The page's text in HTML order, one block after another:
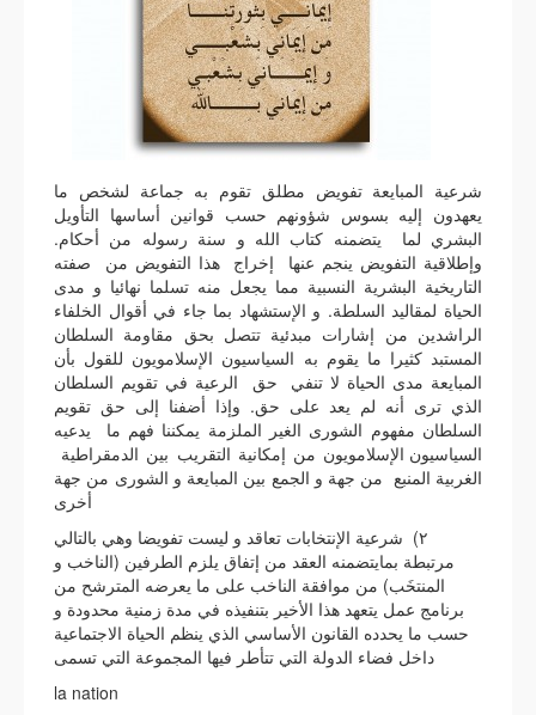
شرعية المبايعة تفويض مطلق تقوم به جماعة لشخص ما
يعهدون إليه بسوس شؤونهم حسب قوانين أساسها التأويل
البشري لما يتضمنه كتاب الله و سنة رسوله من أحكام.
وإطلاقية التفويض ينجم عنها إخراج هذا التفويض من صفته
التاريخية البشرية النسبية مما يجعل منه تسلما نهائيا و مدى
الحياة لمقاليد السلطة. و الإستشهاد بما جاء في أقوال الخلفاء
الراشدين من إشارات مبدئية تتصل بحق مقاومة السلطان
المستبد كثيرا ما يقوم به السياسيون الإسلامويون للقول بأن
المبايعة مدى الحياة لا تنفي حق الرعية في تقويم السلطان
الذي ترى أنه لم يعد على حق. وإذا أضفنا إلى حق تقويم
السلطان مفهوم الشورى الغير الملزمة يمكننا فهم ما يدعيه
السياسيون الإسلامويون من إمكانية التقريب بين الدمقراطية
الغربية المنبع من جهة و الجمع بين المبايعة و الشورى من جهة
أخرى
٢) شرعية الإنتخابات تعاقد و ليست تفويضا وهي بالتالي
مرتبطة بمايتضمنه العقد من إتفاق يلزم الطرفين (الناخب و
المنتخَب) من موافقة الناخب على ما يعرضه المترشح من
برنامج عمل يتعهد هذا الأخير بتنفيذه في مدة زمنية محدودة و
حسب ما يحدده القانون الأساسي الذي ينظم الحياة الاجتماعية
داخل فضاء الدولة التي تتأطر فيها المجموعة التي تسمى
la nation